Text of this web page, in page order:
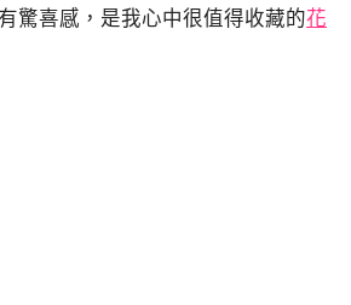
驚喜感，是我心中很值得收藏的花